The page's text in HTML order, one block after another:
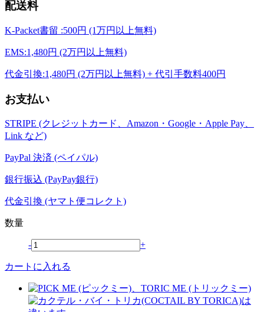
配送料
K-Packet書留 :500円 (1万円以上無料)
EMS:1,480円 (2万円以上無料)
代金引換:1,480円 (2万円以上無料) + 代引手数料400円
お支払い
STRIPE (クレジットカード、Amazon・Google・Apple Pay、
Link など)
PayPal 決済 (ペイパル)
銀行振込 (PayPay銀行)
代金引換 (ヤマト便コレクト)
数量
- +
カートに入れる